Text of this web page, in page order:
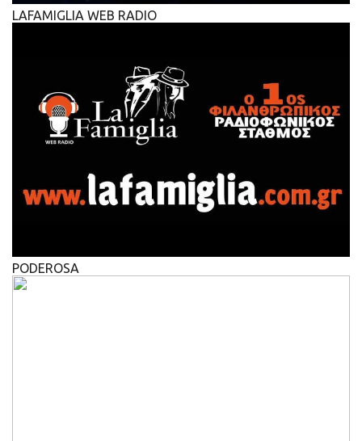
LAFAMIGLIA WEB RADIO
PODEROSA